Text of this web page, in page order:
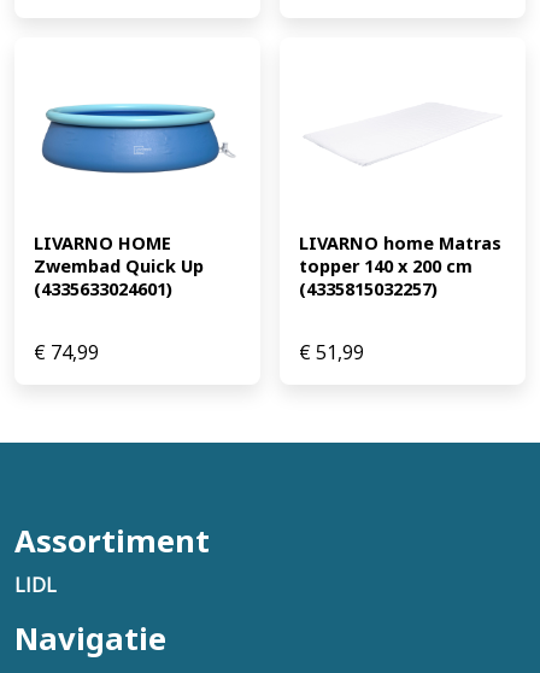
LIVARNO HOME
Zwembad Quick Up
(4335633024601)
€ 74,99
LIVARNO home Matras
topper 140 x 200 cm
(4335815032257)
€51,99
Assortiment
LIDL
Navigatie